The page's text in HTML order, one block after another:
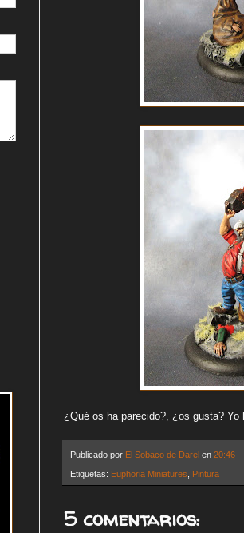
¿Qué os ha parecido?, ¿os gusta? Yo
Publicado por El Sobaco de Darel en 20:46
Etiquetas: Euphoria Miniatures Pintura
5 comentarios: